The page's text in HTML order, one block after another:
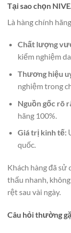
Tại sao chọn
Là hàng chính
Chất lượng
kiểm nghiệm
Thương hiệu
nghiệm trong
Nguồn gốc rõ
hãng 100%.
Giá trị kinh tế:
quốc.
Khách hàng đã sử
thấu nhanh,
rệt sau vài ngày.
Câu hỏi thường